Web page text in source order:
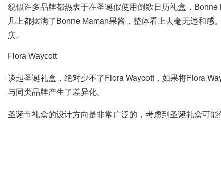
貌似许多品牌都热衷于在圣诞假使用倒数日历礼盒，
几上都摆满了Bonne Maman果酱，整体看上去毫无违和感
庆。
Flora Waycott
谈起圣诞礼盒，绝对少不了Flora Waycott，如果将Flora
与同类品牌产生了差异化。
圣诞节礼盒的设计方向是非常广泛的，考虑到圣诞礼盒可